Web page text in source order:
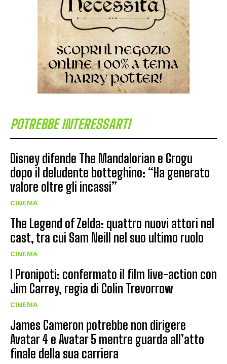
POTREBBE INTERESSARTI
Disney difende The Mandalorian e Grogu
dopo il deludente botteghino: “Ha generato
valore oltre gli incassi”
CINEMA
The Legend of Zelda: quattro nuovi attori nel
cast, tra cui Sam Neill nel suo ultimo ruolo
CINEMA
I Pronipoti: confermato il film live-action con
Jim Carrey, regia di Colin Trevorrow
CINEMA
James Cameron potrebbe non dirigere
Avatar 4 e Avatar 5 mentre guarda all’atto
finale della sua carriera